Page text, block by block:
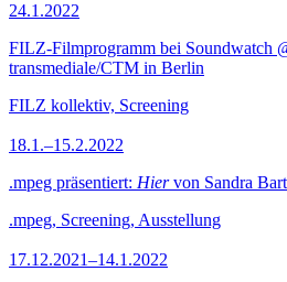
24.1.2022
FILZ-Filmprogramm bei Soundwatch
transmediale/CTM in Berlin
FILZ kollektiv, Screening
18.1.–15.2.2022
.mpeg präsentiert: Hiervon Sandra
.mpeg, Screening, Ausstellung
17.12.2021–14.1.2022